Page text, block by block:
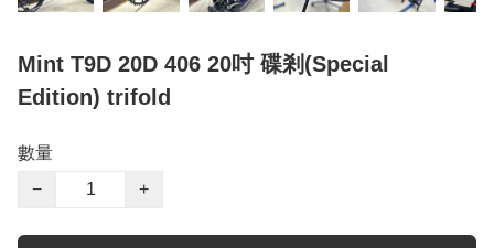
Mint T9D 20D 406 20吋 碟剎(Special
Edition) trifold
數量
−
+